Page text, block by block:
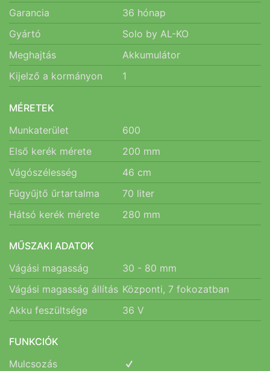
Garancia 36 hónap
Gyártó
Solo by AL-KO
Meghajtás
Akkumulátor
Kijelző a kormányon
1
MÉRETEK
Munkaterület
600
Első kerék mérete
200 mm
Vágószélesség
46 cm
Fűgyűjtő űrtartalma
70 liter
Hátsó kerék mérete
280 mm
MŰSZAKI ADATOK
Vágási magasság
30 - 80 mm
Vágási magasság állítás Központi, 7 fokozatban
Akku feszültsége
36V
FUNKCIÓK
Mulcsozás